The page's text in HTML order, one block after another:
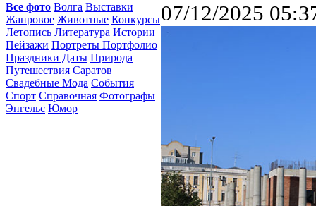
Все фото Волга Выставки
Жанровое Животные Конкурсы
Летопись Литература Истории
Пейзажи Портреты Портфолио
Праздники Даты Природа
Путешествия Саратов
Свадебные Мода События
Спорт Справочная Фотографы
Энгельс Юмор
07/12/2025